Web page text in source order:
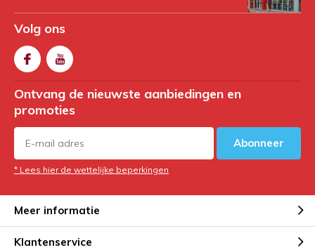
Volg ons
Ontvang de nieuwste aanbiedingen en
promoties
Abonneer
* Lees hier de wettelijke beperkingen
Meer informatie
Klantenservice